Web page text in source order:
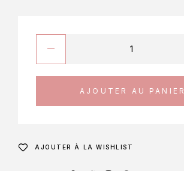
AJOUTER AU PANIER
AJOUTER À LA WISHLIST